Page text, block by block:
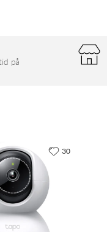
på
30